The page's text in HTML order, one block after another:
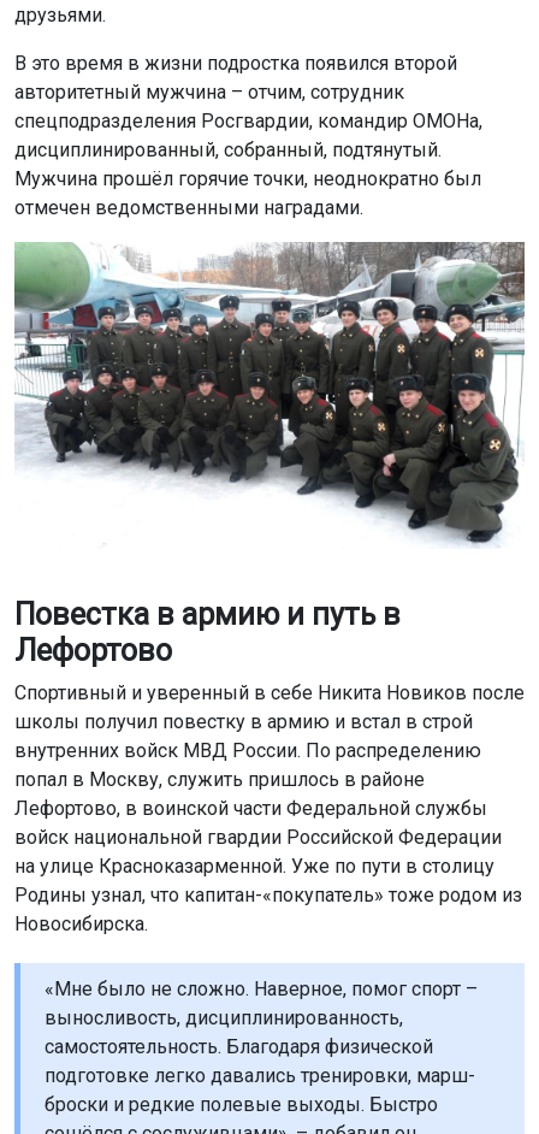
друзьями.
В это время в жизни подростка появился второй
авторитетный мужчина – отчим, сотрудник
спецподразделения Росгвардии, командир ОМОНа,
дисциплинированный, собранный, подтянутый.
Мужчина прошёл горячие точки, неоднократно был
отмечен ведомственными наградами.
Повестка в армию и путь в
Лефортово
Спортивный и уверенный в себе Никита Новиков после
школы получил повестку в армию и встал в строй
внутренних войск МВД России. По распределению
попал в Москву, служить пришлось в районе
Лефортово, в воинской части Федеральной службы
войск национальной гвардии Российской Федерации
на улице Красноказарменной. Уже по пути в столицу
Родины узнал, что капитан-«покупатель» тоже родом из
Новосибирска.
«Мне было не сложно. Наверное, помог спорт –
выносливость, дисциплинированность,
самостоятельность. Благодаря физической
подготовке легко давались тренировки, марш-
броски и редкие полевые выходы. Быстро